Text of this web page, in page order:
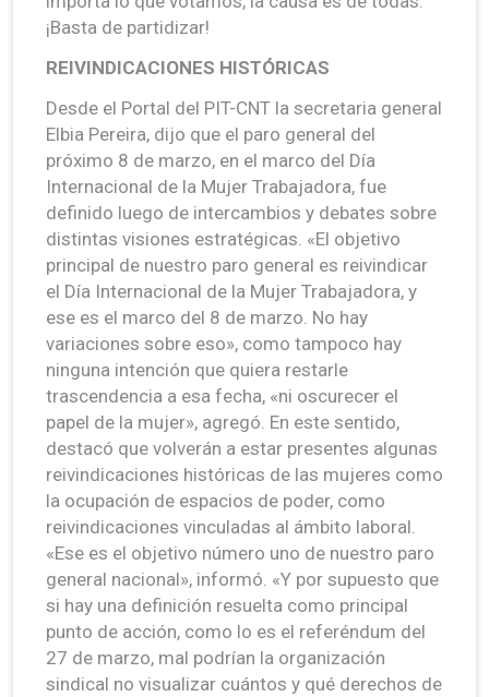
¡Basta de partidizar!
REIVINDICACIONES HISTÓRICAS
Desde el Portal del PIT-CNT la secretaria general
Elbia Pereira, dijo que el paro general del
próximo 8 de marzo, en el marco del Día
Internacional de la Mujer Trabajadora, fue
definido luego de intercambios y debates sobre
distintas visiones estratégicas. «El objetivo
principal de nuestro paro general es reivindicar
el Día Internacional de la Mujer Trabajadora, y
ese es el marco del 8 de marzo. No hay
variaciones sobre eso», como tampoco hay
ninguna intención que quiera restarle
trascendencia a esa fecha, «ni oscurecer el
papel de la mujer», agregó. En este sentido,
destacó que volverán a estar presentes algunas
reivindicaciones históricas de las mujeres como
la ocupación de espacios de poder, como
reivindicaciones vinculadas al ámbito laboral.
«Ese es el objetivo número uno de nuestro paro
general nacional», informó. «Y por supuesto que
si hay una definición resuelta como principal
punto de acción, como lo es el referéndum del
27 de marzo, mal podrían la organización
sindical no visualizar cuántos y qué derechos de